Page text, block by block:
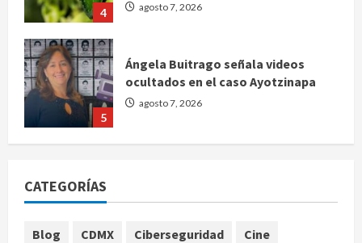
4 agosto 7, 2026
5
Ángela Buitrago señala videos
ocultados en el caso Ayotzinapa
agosto 7, 2026
CATEGORÍAS
Blog CDMX Ciberseguridad
Cine